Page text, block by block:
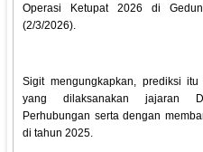
Operasi Ketupat 2026 di
(2/3/2026).
Sigit mengungkapkan, prediksi
yang dilaksanakan jajaran
Perhubungan serta dengan
di tahun 2025.